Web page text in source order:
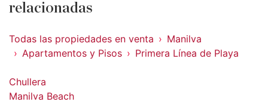
relacionadas
Todas las propiedades en venta
Manilva
Apartamentos y Pisos
Primera Línea de Playa
Chullera
Manilva Beach